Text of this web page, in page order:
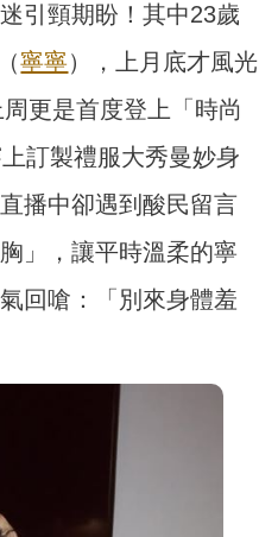
引頸期盼！其中23歲
寧寧），上月底才風光
更是首度登上「時尚
上訂製禮服大秀曼妙身
播中卻遇到酸民留言
」，讓平時溫柔的寧
回嗆：「別來身體羞